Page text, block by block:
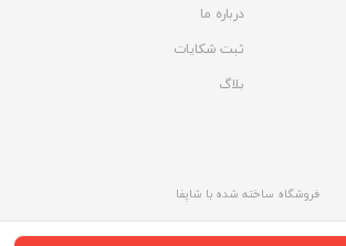
درباره ما
ثبت شکایات
بلاگ
فروشگاه ساخته شده با شاپفا